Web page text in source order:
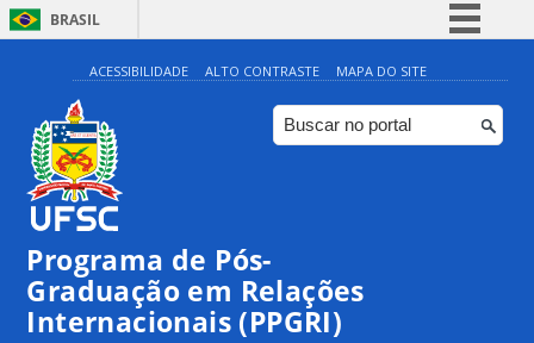
BRASIL
Simplifique!
Comunica BR
Participe
ACESSIBILIDADE ALTO CONTRASTE MAPA DO SITE
Programa de Pós-
Graduação em Relações
Internacionais (PPGRI)